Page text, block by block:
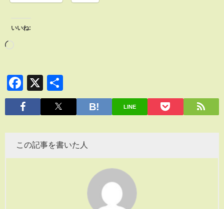
いいね:
Facebook
X
有
LINE
この記事を書いた人